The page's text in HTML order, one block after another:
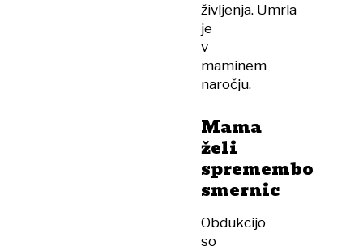
življenja. Umrla
je
v
maminem
naročju.
Mama
želi
spremembo
smernic
Obdukcijo
so